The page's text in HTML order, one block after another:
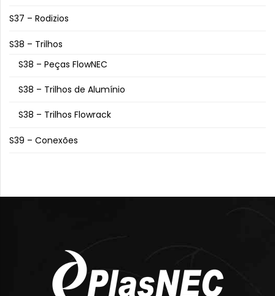
S37 – Rodizios
S38 – Trilhos
S38 – Peças FlowNEC
S38 – Trilhos de Alumínio
S38 – Trilhos Flowrack
S39 – Conexões